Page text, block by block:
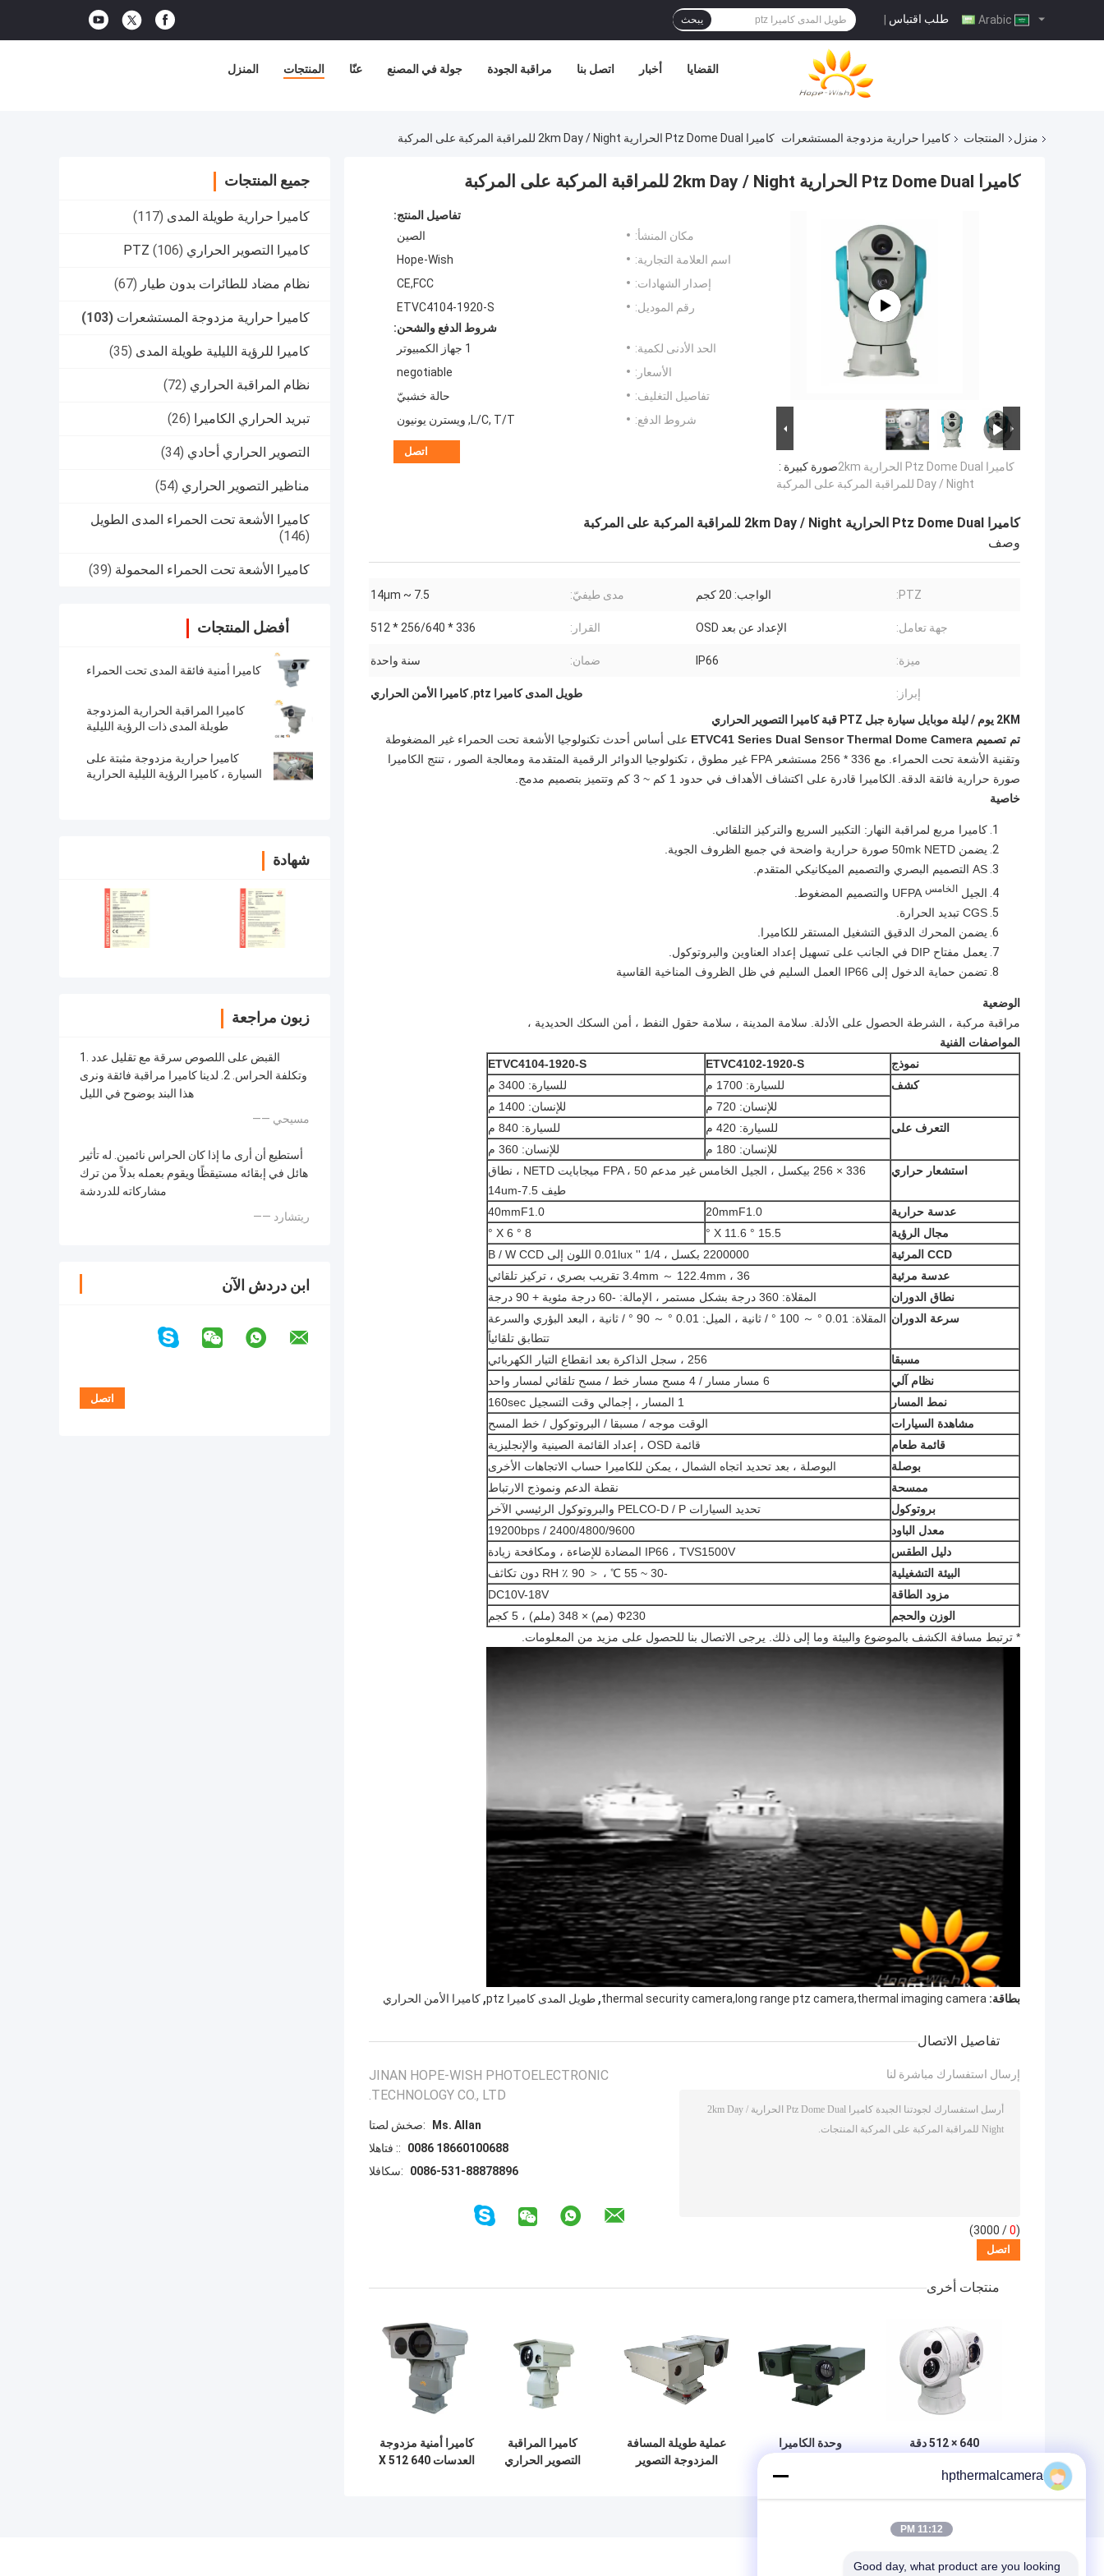
طلب اقتباس | يبحث
المنزل المنتجات عنّا جولة في المصنع مراقبة الجودة اتصل بنا أخبار القضايا
منزل المنتجات كاميرا حرارية مزدوجة المستشعرات كاميرا Ptz Dome Dual الحرارية 2km Day / Night للمراقبة المركبة على المركبة
جميع المنتجات
كاميرا حرارية طويلة المدى (117)
كاميرا التصوير الحراري PTZ (106)
نظام مضاد للطائرات بدون طيار (67)
كاميرا حرارية مزدوجة المستشعرات (103)
كاميرا للرؤية الليلية طويلة المدى (35)
نظام المراقبة الحراري (72)
تبريد الحراري الكاميرا (26)
التصوير الحراري أحادي (34)
مناظير التصوير الحراري (54)
كاميرا الأشعة تحت الحمراء المدى الطويل
(146)
كاميرا الأشعة تحت الحمراء المحمولة (39)
أفضل المنتجات
كاميرا أمنية فائقة المدى تحت الحمراء
كاميرا المراقبة الحرارية المزدوجة
طويلة المدى ذات الرؤية الليلية
كاميرا حرارية مزدوجة مثبتة على
السيارة ، كاميرا الرؤية الليلية الحرارية
شهادة
زبون مراجعة
1. القبض على اللصوص سرقة مع تقليل عدد
وتكلفة الحراس. 2. لدينا كاميرا مراقبة فائقة ونرى
هذا البند بوضوح في الليل
—— مسيحي
أستطيع أن أرى ما إذا كان الحراس نائمين. له تأثير
هائل في إبقائه مستيقظًا ويقوم بعمله بدلاً من ترك
مشاركاته للدردشة
—— ريتشارد
ابن دردش الآن
كاميرا Ptz Dome Dual الحرارية 2km Day / Night للمراقبة المركبة على المركبة
صورة كبيرة :كاميرا Ptz Dome Dual الحرارية 2km
Day / Night للمراقبة المركبة على المركبة
تفاصيل المنتج:
مكان المنشأ:
الصين
اسم العلامة التجارية:
Hope-Wish
إصدار الشهادات:
CE,FCC
رقم الموديل:
ETVC4104-1920-S
شروط الدفع والشحن:
الحد الأدنى لكمية:
1 جهاز الكمبيوتر
الأسعار:
negotiable
تفاصيل التغليف:
حالة خشبيّ
شروط الدفع:
L/C, T/T, ويسترن يونيون
اتصل
كاميرا Ptz Dome Dual الحرارية 2km Day / Night للمراقبة المركبة على المركبة
وصف
PTZ: الواجب: 20 كجم مدى طيفيّ: 7.5 ~ 14μm
جهة تعامل: الإعداد عن بعد OSD القرار: 336 * 256/640 * 512
ميزة: IP66 ضمان: سنة واحدة
إبراز: طويل المدى كاميرا ptz ,كاميرا الأمن الحراري
2KM يوم / ليلة موبايل سيارة جبل PTZ قبة كاميرا التصوير الحراري
تم تصميم ETVC41 Series
Dual Sensor Thermal Dome Camera
على أساس أحدث تكنولوجيا الأشعة تحت الحمراء غير المضغوطة
وتقنية الأشعة تحت الحمراء.
مع 336 * 256 مستشعر FPA غير مطوق ، تكنولوجيا الدوائر الرقمية المتقدمة ومعالجة الصور ، تنتج الكاميرا
صورة حرارية فائقة الدقة. الكاميرا قادرة على اكتشاف الأهداف في حدود 1 كم ~ 3 كم وتتميز بتصميم مدمج.
خاصية
كاميرا مربع لمراقبة النهار: التكبير السريع والتركيز التلقائي.
يضمن 50mk NETD صورة حرارية واضحة في جميع الظروف الجوية.
AS التصميم البصري والتصميم الميكانيكي المتقدم.
الجيل
الخامس
CGS تبديد الحرارة.
يضمن المحرك الدقيق التشغيل المستقر للكاميرا.
يعمل مفتاح DIP في الجانب على تسهيل إعداد العناوين والبروتوكول.
تضمن حماية الدخول إلى IP66 العمل السليم في ظل الظروف المناخية القاسية
الوضعية
مراقبة مركبة ، الشرطة الحصول على الأدلة. سلامة المدينة ، سلامة حقول النفط ، أمن السكك الحديدية ،
المواصفات الفنية
نموذج
ETVC4102-1920-S
ETVC4104-1920-S
كشف
للسيارة: 1700 م
للسيارة: 3400 م
للإنسان: 720 م
للإنسان: 1400 م
التعرف على
للسيارة: 420 م
للسيارة: 840 م
للإنسان: 180 م
للإنسان: 360 م
استشعار حراري
336 × 256 بيكسل ، الجيل الخامس غير مدعم FPA ، 50 ميجابايت NETD ، نطاق
طيف 7.5-14um
عدسة حرارية
20mmF1.0
40mmF1.0
مجال الرؤية
15.5 ° X 11.6 °
8 ° X 6 °
CCD المرئية
2200000 بكسل ، 1/4 '' 0.01lux اللون إلى B / W CCD
عدسة مرئية
3.4mm ～ 122.4mm ، 36 تقريب بصري ، تركيز تلقائي
نطاق الدوران
المقلاة: 360 درجة بشكل مستمر ، الإمالة: -60 درجة مئوية + 90 درجة
سرعة الدوران
المقلاة: 0.01 ° ～ 100 ° / ثانية ، الميل: 0.01 ° ～ 90 ° / ثانية ، البعد البؤري والسرعة
تتطابق تلقائياً
مسبقا
256 ، سجل الذاكرة بعد انقطاع التيار الكهربائي
نظام آلي
6 مسار مسار / 4 مسح مسار خط / مسح تلقائي لمسار واحد
نمط المسار
1 المسار ، إجمالي وقت التسجيل 160sec
مشاهدة السيارات
الوقت موجه / مسبقا / البروتوكول / خط المسح
قائمة طعام
قائمة OSD ، إعداد القائمة الصينية والإنجليزية
بوصلة
البوصلة ، بعد تحديد اتجاه الشمال ، يمكن للكاميرا حساب الاتجاهات الأخرى
ممسحة
نقطة الدعم ونموذج الارتباط
بروتوكول
تحديد السيارات PELCO-D / P والبروتوكول الرئيسي الآخر
معدل الباود
2400/4800/9600 / 19200bps
دليل الطقس
IP66 ، TVS1500V المضادة للإضاءة ، ومكافحة زيادة
البيئة التشغيلية
-30 ~ 55 ℃ ، ＜ 90 ٪ RH دون تكاثف
مزود الطاقة
DC10V-18V
الوزن والحجم
Φ230 (مم) × 348 (ملم) ، 5 كجم
* ترتبط مسافة الكشف بالموضوع والبيئة وما إلى ذلك. يرجى الاتصال بنا للحصول على مزيد من المعلومات.
بطاقة: thermal security camera,long range ptz camera,thermal imaging camera
, طويل المدى كاميرا ptz , كاميرا الأمن الحراري
تفاصيل الاتصال
JINAN HOPE-WISH PHOTOELECTRONIC
TECHNOLOGY CO., LTD.
اتصل شخص:
Ms. Allan
الهاتف ::
0086 18660100688
الفاكس:
0086-531-88878896
إرسال استفسارك مباشرة لنا
(
0
/ 3000)
منتجات أخرى
640 × 512 دقة
مزدوج كاميرا حرارية
وحدة الكاميرا
الحمراء في مجال
عملية طويلة المسافة
المزدوجة التصوير
كاميرا المراقبة
التصوير الحراري
كاميرا أمنية مزدوجة
العدسات 640 X 512
hpthermalcamera
11:12 PM
Good day, what product are you looking